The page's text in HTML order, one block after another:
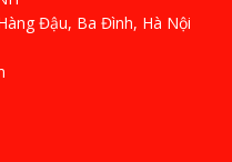
Đậu, Ba Đình, Hà Nội